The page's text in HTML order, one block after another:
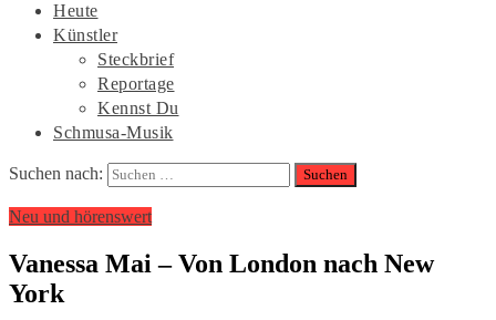
Heute
Künstler
Steckbrief
Reportage
Kennst Du
Schmusa-Musik
Suchen nach:
Neu und hörenswert
Vanessa Mai – Von London nach New
York